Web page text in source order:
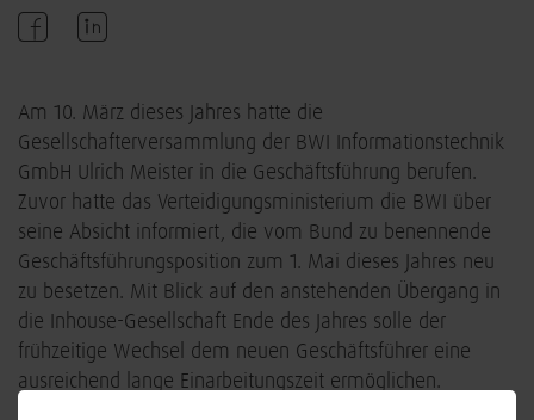
Am 10. März dieses Jahres hatte die
Gesellschafterversammlung der BWI Informationstechnik
GmbH Ulrich Meister in die Geschäftsführung berufen.
Zuvor hatte das Verteidigungsministerium die BWI über
seine Absicht informiert, die vom Bund zu benennende
Geschäftsführungsposition zum 1. Mai dieses Jahres neu
zu besetzen. Mit Blick auf den anstehenden Übergang in
die Inhouse-Gesellschaft Ende des Jahres solle der
frühzeitige Wechsel dem neuen Geschäftsführer eine
ausreichend lange Einarbeitungszeit ermöglichen.